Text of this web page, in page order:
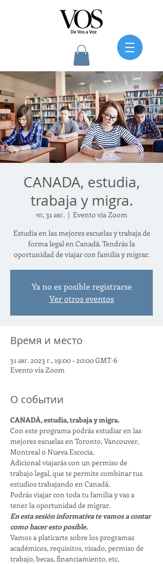
CANADA, estudia,
trabaja y migra.
чт, 31 авг.
  |
Evento vía Zoom
Estudia en las mejores escuelas y trabaja de
forma legal en Canadá. Tendrás la
oportunidad de viajar con familia y migrar.
Ya no es posible registrarse
Ver otros eventos
Время и место
31 авг. 2023 г., 19:00 – 20:00 GMT-6
Evento vía Zoom
О событии
CANADÁ, estudia, trabaja y migra.
Con este programa podrás estudiar en las
mejores escuelas en Toronto, Vancouver,
Montreal o Nueva Escocia.
Adicional viajarás con un permiso de
trabajo legal, que te permite combinar tus
estudios trabajando en Canadá.
Podrás viajar con toda tu familia y vas a
tener la oportunidad de migrar.
En esta sesión informativa te vamos a contar
como hacer esto posible.
Vamos a platicarte sobre los programas
académicos, requisitos, visado, permiso de
trabajo, becas, financiamiento, etc.